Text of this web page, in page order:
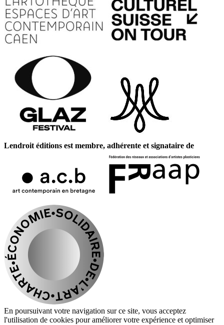
Lendroit éditions est membre, adhérente et signataire de
En poursuivant votre navigation sur ce site, vous acceptez
l'utilisation de cookies pour améliorer votre expérience et optimiser